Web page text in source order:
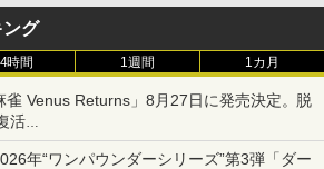
グ
時間 1週間 1カ月
雀 Venus Returns」8月27日に発売決定。脱
活
オフになるセールが実施
年“ワンパウンダーシリーズ”第3弾「ダー